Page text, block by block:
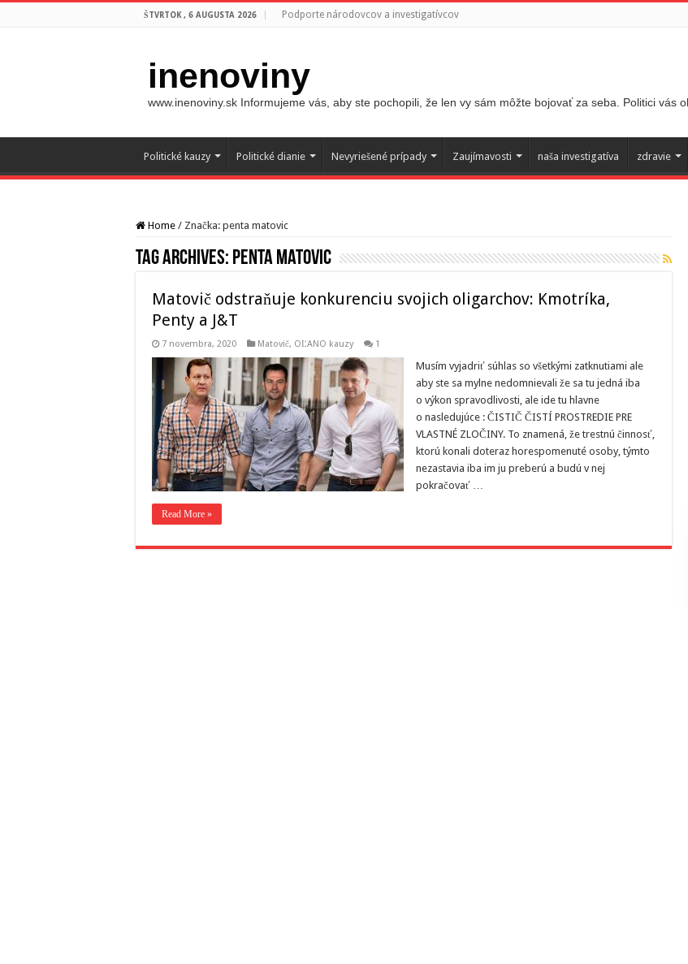
ŠTVRTOK , 6 AUGUSTA 2026 Podporte národovcov a investigatívcov
inenoviny
www.inenoviny.sk Informujeme vás, aby ste pochopili, že len vy sám môžte bojovať za seba. Politici vás
Politické kauzy Politické dianie Nevyriešené prípady Zaujímavosti naša investigatíva zdravie
Home / Značka: penta matovic
Tag Archives: penta matovic
Matovič odstraňuje konkurenciu svojich oligarchov: Kmotríka,
Penty a J&T
7 novembra, 2020 Matovič, OĽANO kauzy 1
Musím vyjadriť súhlas so všetkými zatknutiami ale
aby ste sa mylne nedomnievali že sa tu jedná iba
o výkon spravodlivosti, ale ide tu hlavne
o nasledujúce : ČISTIČ ČISTÍ PROSTREDIE PRE
VLASTNÉ ZLOČINY. To znamená, že trestnú činnosť,
ktorú konali doteraz horespomenuté osoby, týmto
nezastavia iba im ju preberú a budú v nej
pokračovať …
Read More »